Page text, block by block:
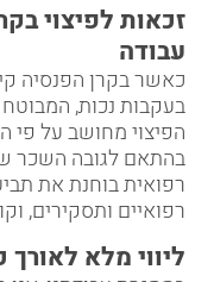
זכאות לפיצוי
עבודה
כאשר בקרן הפנסיה
בעקבות נכות, המבוטח
הפיצוי מחושב על פי
בהתאם לגובה השכר
רפואית בוחנת את
רפואיים ותסקירים,
ליווי מלא